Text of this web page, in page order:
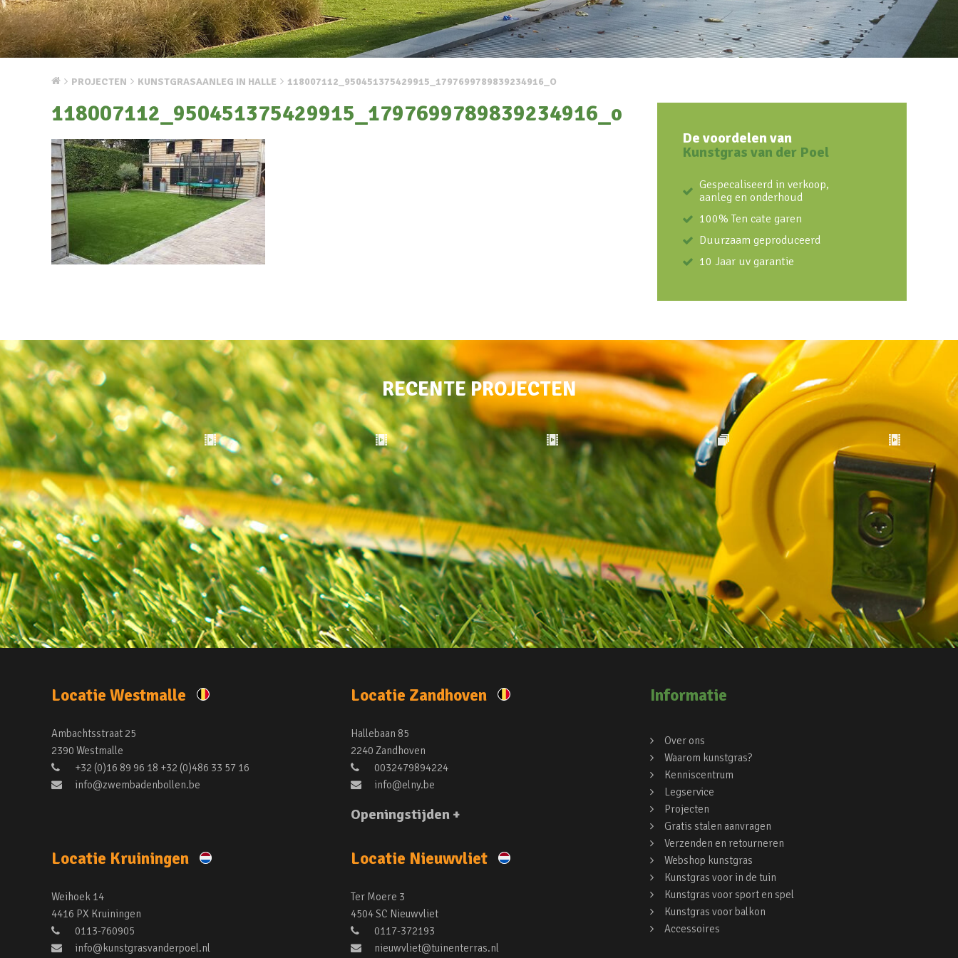
PROJECTEN KUNSTGRASAANLEG IN HALLE 118007112_950451375429915_1797699789839234916_O
118007112_950451375429915_1797699789839234916_o
De voordelen van
Kunstgras van der Poel
Gespecaliseerd in verkoop,
aanleg en onderhoud
100% Ten cate garen
Duurzaam geproduceerd
10 Jaar uv garantie
RECENTE PROJECTEN
Locatie Westmalle
Ambachtsstraat 25
2390 Westmalle
+32 (0)16 89 96 18 +32 (0)486 33 57 16
info@zwembadenbollen.be
Locatie Zandhoven
Hallebaan 85
2240 Zandhoven
0032479894224
info@elny.be
Openingstijden +
Locatie Kruiningen
Weihoek 14
4416 PX Kruiningen
0113-760905
info@kunstgrasvanderpoel.nl
Locatie Nieuwvliet
Ter Moere 3
4504 SC Nieuwvliet
0117-372193
nieuwvliet@tuinenterras.nl
Informatie
Over ons
Waarom kunstgras?
Kenniscentrum
Legservice
Projecten
Gratis stalen aanvragen
Verzenden en retourneren
Webshop kunstgras
Kunstgras voor in de tuin
Kunstgras voor sport en spel
Kunstgras voor balkon
Accessoires